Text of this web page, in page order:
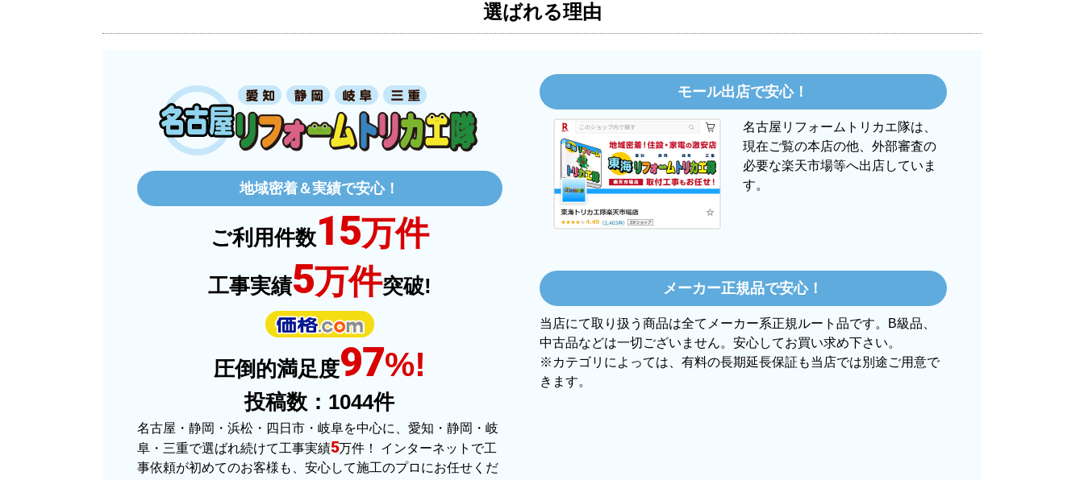
3日程で届きました。発送作業が早かったです。
り早くて、梱包も丁寧でした。
良いショップだと思います。
ぱぱまる2018 さん 2025年12月24日 21:44
欲しい商品をスムーズに注文できましたか？
ショップからの連絡や対応は適切でしたか？
またこのショップを利用したいですか？
【注文商品】炊飯器 【注文時期】2025年10月頃
欲しかったガス釜がほぼ最安で、他の方の評価も高かったので決めました
【注文からどのくらいで届きましたか？】
注文が確定して3日で届きました。在庫があったのもあると思いますがあまりに早
かったので少し驚きました。
十分なもので安心できました。また機会があれば是非利用したいと思います。
選ばれる理由
地域密着＆実績で安心！
ご利用件数15万件
工事実績5万件突破!
圧倒的満足度97%!
投稿数： 1044件
名古屋・静岡・浜松・四日市・岐阜を中心に、愛知・静岡・岐
阜・三重で選ばれ続けて工事実績5万件！ インターネットで工
事依頼が初めてのお客様も、安心して施工のプロにお任せくだ
モール出店で安心！
名古屋リフォームトリカエ隊は、
現在ご覧の本店の他、外部審査の
必要な楽天市場等へ出店していま
す。
メーカー正規品で安心！
当店にて取り扱う商品は全てメーカー系正規ルート品です。B級品、
中古品などは一切ございません。安心してお買い求め下さい。
※カテゴリによっては、有料の長期延長保証も当店では別途ご用意で
きます。